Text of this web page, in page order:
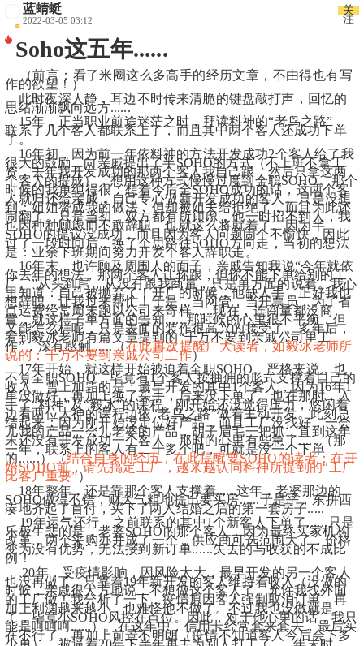
蓝蜻蜓
2022-03-05 03:12
关
注
Soho这五年......
（前言：看了米圈这么多高手的经历文章，不由得也有写
作的欲望！）
此时夜深人静，耳边不时传来清脆的键盘敲打声，回忆的
思绪渐渐飘向远方......
15年，正当职业前途迷茫之时，拜读料神的“老鸟之路”，
联系了几个客人都联系上了，而且其中两个客人还成功下单
了。
16年初，因为前一年依料神的方法开发成功2个客人给了我
很大的鼓励，向亲戚提出了半SOHO的方式（不上班不拿工
资，去年我开发成功的那两个客人我自己跟，然后只拿这两
个客人的提成），想用这种方式慢慢过度到全职SOHO。那个
时候的我单纯得很：想着今后全SOHO成功的话，这两个客
人就归还给亲戚，自己专心做新开发成功的客人。只是没想
到：姐姐赞成我的做法，但却被姐夫给拒绝了，而且为此还
闹翻了。只是当初，双方都有所顾虑，他一时招不到人，我
也因种种顾虑而不敢辞职，也就这么将就着了。因为半
SOHO的提议没成功，而且因为客人问题闹个不愉快，因此
过了一段时间后，换了个思路往SOHO方向走，当初的想法
是：业余下班期间努力开发个客人辞职走。
16年末，也许顾及周围人的面子，亲戚告知我说“今年就依
你去年的想法，那两个客人让你跟，但你不能下单给别的工
厂。”从头到尾，从没有跟我商量，只是单方面的说着。我心
里知道：自己被抛弃了！开厂的时候，他缺人手，正好我也
想辞职，让我过来帮忙！ 于是，当网管，当开票员，为了省
点运费经常周末跑以公司来寄样......现在，连商量都没商
量，就这样子单方面的告知......那时候的心里很不平衡，但
又能怎么样呢，只是表面的装作很高兴的接受了。多年后，
看到毅冰老师有篇文章提到的“千万不要到亲戚公司里工
作”，深有感触......（在此再次提醒广大读者，如毅冰老师所
说的：千万不要到亲戚公司工作）
17年开始，就这样开始被迫着全职SOHO。 严格来说，也
不算全职SOHO，毕竟有1个客人按抽佣的形式支撑着自己的
收入。雪上加霜的是：最早开发的其中1个客人，因为16年1
单没做好，再加上换了买手，后来没下单了。也在那时，入
手了“料神”及“毅冰”的课程。刚开始还没觉得压力，悠闲着
边看两位大神的课程边依“老鸟之路”做着主动开发。此刻总
结起来：因为刚开始没定位好产品，而且工厂没找好，一会
儿我的产品一会儿老婆的产品，胡子眉毛一把抓，直到这年
末还没有开发成功一个客人。那时的心里有些急了......（那
一年，联系上的客人有二十多个吧，可就是没一个下单
的......）（结合自身的经历，在此提醒要SOHO的读者：在开
始SOHO前，请先搞定工厂，越来越认同料神所提到的“工厂
比客户重要”）
18年整年，还是靠那个客人支撑着......这年，老婆那边的
SOHO做得不错，财大气粗地提出要买房......于是乎，东拼西
凑地齐起了首付，买下了两人结婚之后的第一套房子.....
19年运气还行，之前联系的其中1个新客人下单了......只是
乐极生悲的是，老婆SOHO的那个客人，因为最终买家机构
改革，两个采购办并成了一个，供应商可选范围大了，价格
变为没有优势，无法接到新订单......失去的与收获的不成比
例！
20年，受疫情影响，因风险太大，最早开发的另一个客人
也没再做了，只靠着19年新开发的客人维持着收入（没做的
时候，亲戚很大方地说，不想做这个客人了，允许我找外面
的工厂做！我分析了一下，疫情原因客人强制取消订单，再
加上利润越来越小，也难怪他不做了。不过我也没做就是
了，毕竟小SOHO风控在首位。因此，对于他心里的话，我只
能是呵呵呵......）。在这年中，信用卡经常套来套去，最后实
在不行了，再加上前景不明朗（疫情不知道客人今后会下多